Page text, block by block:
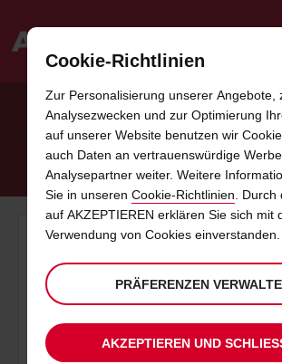
NEUE VEREINBARUNG ZU
FAHRZEUGEN
Avis Budget Group und Fiat Chrysler
schaffen damit ein optimiertes, autonomes
bedarfsorientiertes Mietangebot in Europa
Kunden der Avis Budget Group, die FCA-
mieten, profitieren bald von einem
Cookie-Richtlinien
Zur Personalisierung unserer Angebote,
Analysezwecken und zur Optimierung
auf unserer Website benutzen wir
auch Daten an vertrauenswürdige
Analysepartner weiter. Weitere
Sie in unseren Cookie-Richtlinien. Durch
auf AKZEPTIEREN erklären Sie sich mit
Verwendung von Cookies einverstanden.
PRÄFERENZEN
AKZEPTIEREN UND